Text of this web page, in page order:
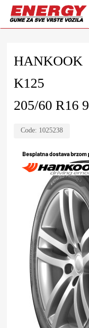
HANKOOK
K125
205/60 R16
Code: 1025238